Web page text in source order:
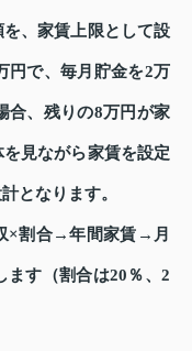
を、家賃上限として設
円で、毎月貯金を2万
合、残りの8万円が家
見ながら家賃を設定
となります。
×割合→年間家賃→月
ます（割合は20％、2